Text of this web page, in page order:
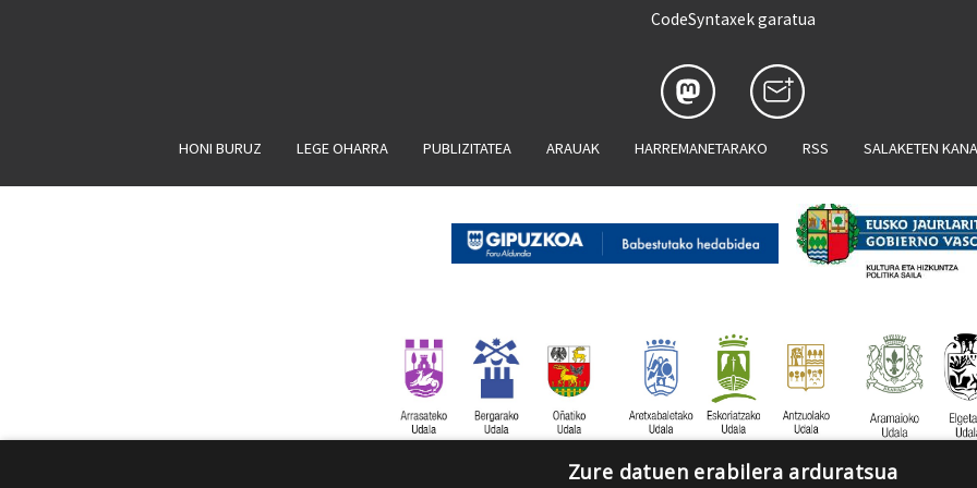
CodeSyntaxek garatua
HONI BURUZ LEGE OHARRA PUBLIZITATEA ARAUAK HARREMANETARAKO RSS SALAKETEN
Zure datuen erabilera arduratsua